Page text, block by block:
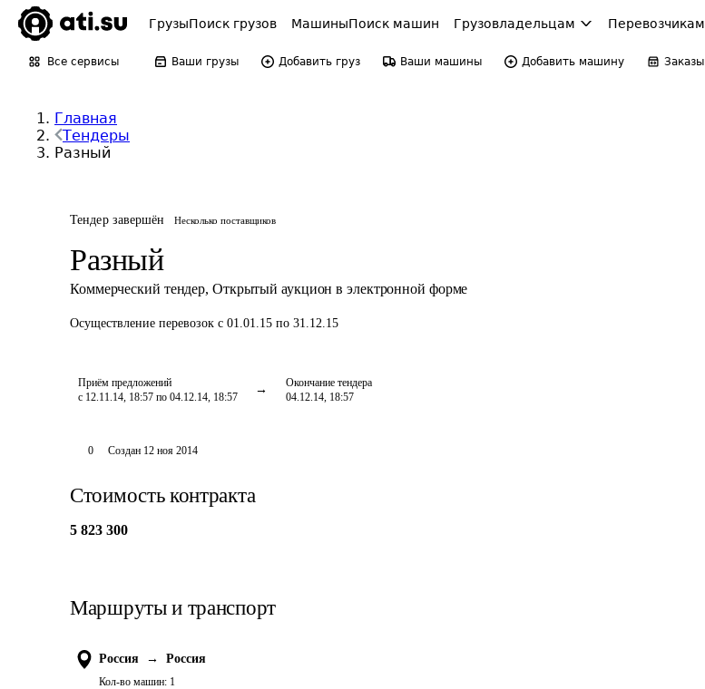
ГрузыПоиск грузов МашиныПоиск машин Грузовладельцам Перевозчикам
Все сервисы Ваши грузы Добавить груз Ваши машины Добавить машину Заказы
Главная
Тендеры
Разный
Тендер завершён Несколько поставщиков
Разный
Коммерческий тендер, Открытый аукцион в электронной форме
Осуществление перевозок с 01.01.15 по 31.12.15
Приём предложений
с 12.11.14, 18:57 по 04.12.14, 18:57
Окончание тендера
04.12.14, 18:57
0 Создан 12 ноя 2014
Стоимость контракта
5 823 300
Маршруты и транспорт
Россия → Россия
Кол-во машин: 1